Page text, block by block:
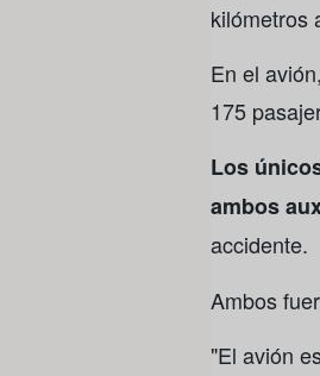
kilómetros
En el
175
Los
ambos
accidente.
Ambos
"El avión